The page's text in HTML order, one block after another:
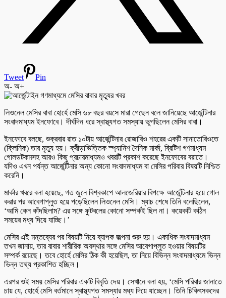
Tweet
Pin
অ- অ+
লিওনেল মেসির বাবা হোর্হে মেসি ৬৮ বছর বয়সে মারা গেছেন বলে জানিয়েছে আর্জেন্টিনার
সংবাদমাধ্যম ইনফোবে। দীর্ঘদিন ধরে স্বাস্থ্যগত সমস্যায় ভুগছিলেন মেসির বাবা।
ইনফোবে বলছে, শুক্রবার রাত ১০টায় আর্জেন্টিনার রোজারিও শহরের একটি সানাতোরিওতে
(ক্লিনিক) তার মৃত্যু হয়। ক্রীড়াভিত্তিক স্প্যানিশ দৈনিক মার্কা, ব্রিটিশ গণমাধ্যম
গোলডটকমসহ আরও কিছু প্রচারমাধ্যমও খবরটি প্রকাশ করেছে ইনফোবের বরাতে।
যদিও এখন পর্যন্ত আর্জেন্টিনার অন্য কোনো সংবাদমাধ্যম বা মেসির পরিবার বিষয়টি নিশ্চিত
করেনি।
মার্কার খবরে বলা হয়েছে, গত জুনে বিশ্বকাপে আলজেরিয়ার বিপক্ষে আর্জেন্টিনার হয়ে গোল
করার পর আবেগাপ্লুত হয়ে পড়েছিলেন লিওনেল মেসি। ম্যাচ শেষে তিনি বলেছিলেন,
‘আমি কেন কাঁদছিলাম? এর সঙ্গে ফুটবলের কোনো সম্পর্কই ছিল না। কয়েকটি কঠিন
সময়ের মধ্য দিয়ে যাচ্ছি।’
মেসির এই মন্তব্যের পর বিষয়টি নিয়ে ব্যাপক জল্পনা শুরু হয়। একাধিক সংবাদমাধ্যম
তখন জানায়, তার বাবার শারীরিক অবস্থার সঙ্গে মেসির আবেগাপ্লুত হওয়ার বিষয়টির
সম্পর্ক রয়েছে। তবে হোর্হে মেসির ঠিক কী হয়েছিল, তা নিয়ে বিভিন্ন সংবাদমাধ্যমে ভিন্ন
ভিন্ন তথ্য প্রকাশিত হচ্ছিল।
এরপর ওই সময় মেসির পরিবার একটি বিবৃতি দেয়। সেখানে বলা হয়, ‘মেসি পরিবার জানাতে
চায় যে, হোর্হে মেসি বর্তমানে স্বাস্থ্যগত সমস্যার মধ্য দিয়ে যাচ্ছেন। তিনি চিকিৎসকদের